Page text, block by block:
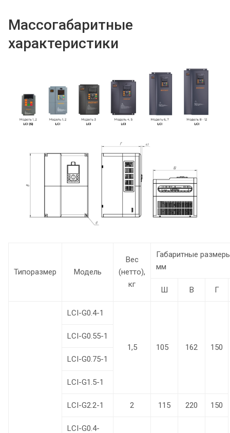
Массогабаритные
характеристики
Типоразмер Модель
Вес
(нетто),
кг
Габаритные
мм
Ш В Г
LCI-G0.4-1
1,5 105 162 150
LCI-G0.55-1
LCI-G0.75-1
LCI-G1.5-1
LCI-G2.2-1 2 115 220 150
LCI-G0.4-